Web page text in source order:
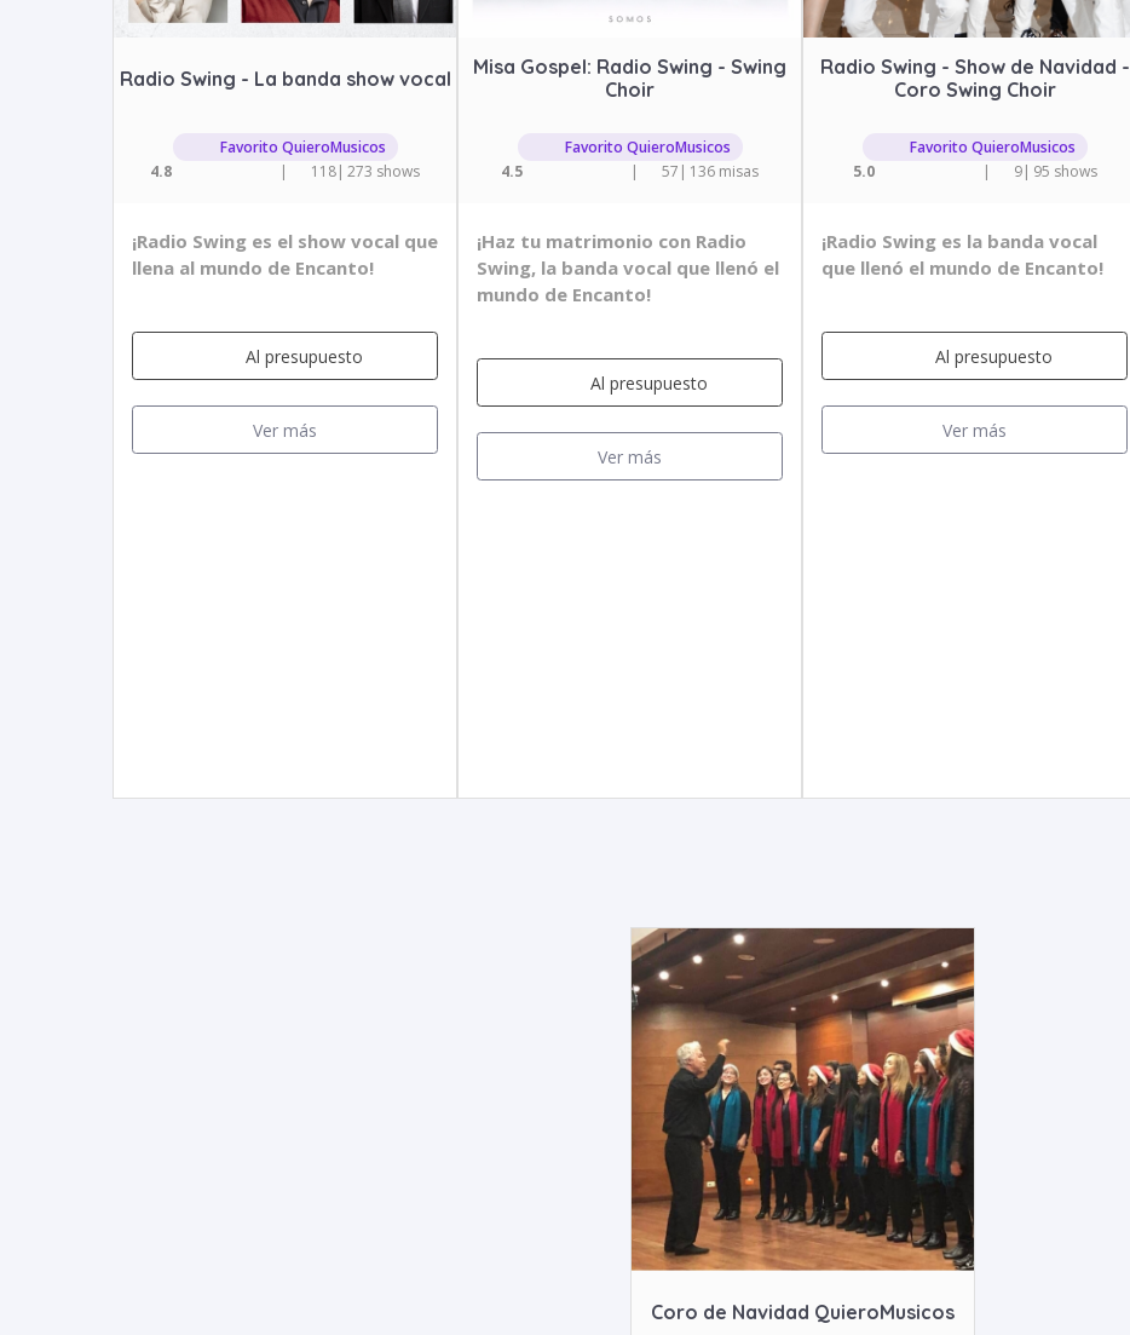
Radio Swing - La banda show vocal
Favorito QuieroMusicos
4.8
| 118| 273 shows
¡Radio Swing es el show vocal que
llena al mundo de Encanto!
Al presupuesto
Ver más
Misa Gospel: Radio Swing - Swing
Choir
Favorito QuieroMusicos
4.5
| 57 | 136 misas
¡Haz tu matrimonio con Radio
Swing, la banda vocal que llenó el
mundo de Encanto!
Al presupuesto
Ver más
Radio Swing - Show de Navidad -
Coro Swing Choir
Favorito QuieroMusicos
5.0
| 9| 95 shows
¡Radio Swing es la banda vocal
que llenó el mundo de Encanto!
Al presupuesto
Ver más
Coro de Navidad QuieroMusicos